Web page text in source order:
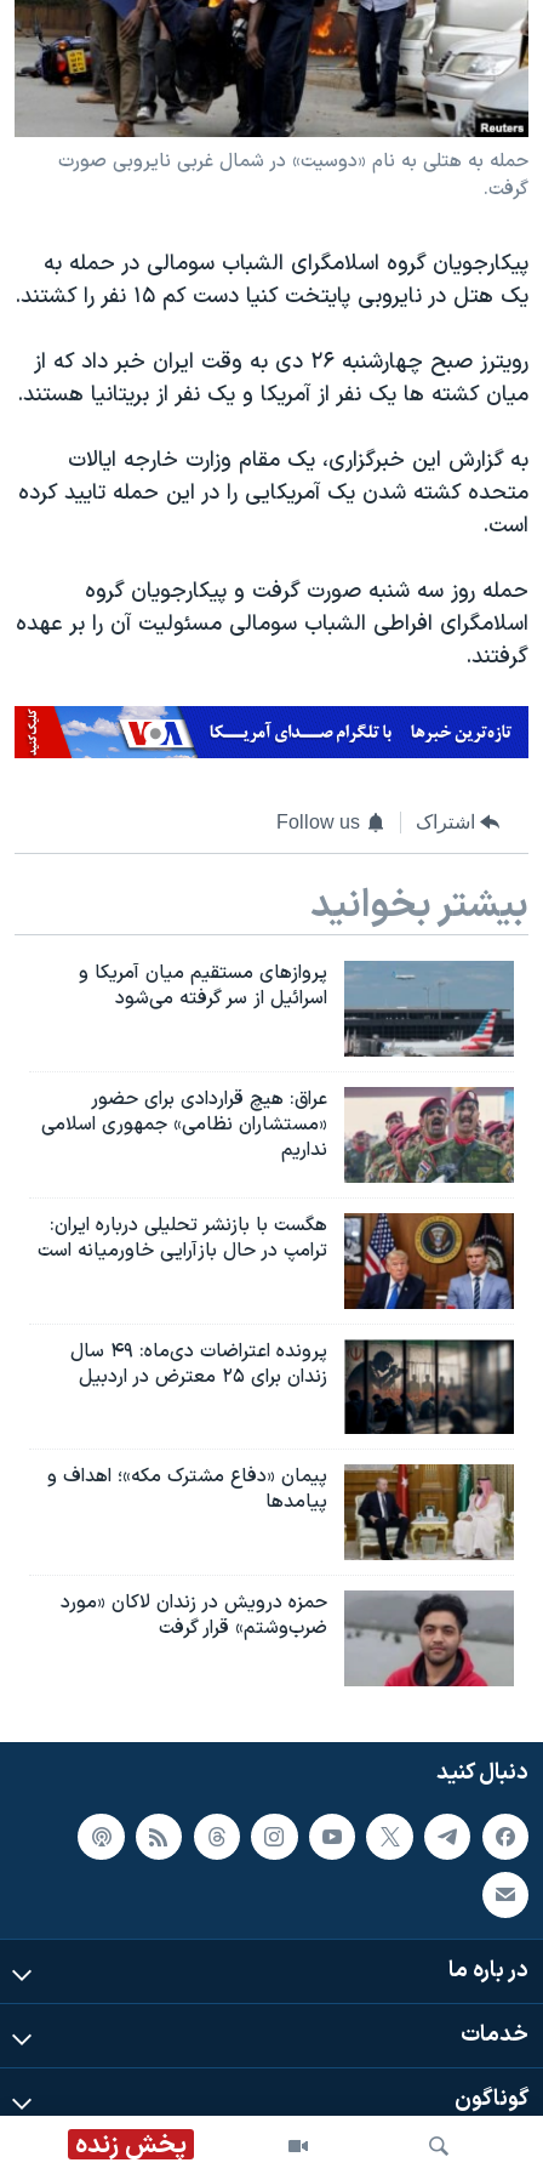
فرهنگ و زندگی
حقوق شهروندی
اقتصادی
علم و فناوری
اسرائیل در جنگ
آرشیو پخش زنده
مستندها
انتخابات ریاست جمهوری آمریکا ۲۰۲۴
حمله جمهوری اسلامی به اسرائیل
رمز مهسا
ورزش زنان در ایران
مجموعه مستندهای دادخواهی
دادگاه حمید نوری
قانون شفافیت دارائی کادر رهبری ایران
اعتراضات مردمی آبان ۹۸
نرگس محمدی برنده جایزه نوبل صلح
همایش محافظه‌کاران آمریکا «سی‌پک»
سفر پرزیدنت ترامپ به چین
دنبال کنید
زبانهای مختلف
پخش زنده
حمله به هتلی به نام «دوسیت» در شمال غربی نایروبی صورت
گرفت.
پیکارجویان گروه اسلامگرای الشباب سومالی در حمله به
یک هتل در نایروبی پایتخت کنیا دست کم ۱۵ نفر را کشتند.
رویترز صبح چهارشنبه ۲۶ دی به وقت ایران خبر داد که از
میان کشته ها یک نفر از آمریکا و یک نفر از بریتانیا هستند.
به گزارش این خبرگزاری، یک مقام وزارت خارجه ایالات
متحده کشته شدن یک آمریکایی را در این حمله تایید کرده
است.
حمله روز سه شنبه صورت گرفت و پیکارجویان گروه
اسلامگرای افراطی الشباب سومالی مسئولیت آن را بر عهده
گرفتند.
اشتراک Follow us
بیشتر بخوانید
پروازهای مستقیم میان آمریکا و
اسرائیل از سر گرفته می‌شود
عراق: هیچ قراردادی برای حضور
«مستشاران نظامی» جمهوری اسلامی
نداریم
هگست با بازنشر تحلیلی درباره ایران:
ترامپ در حال بازآرایی خاورمیانه است
پرونده اعتراضات دی‌ماه: ۴۹ سال
زندان برای ۲۵ معترض در اردبیل
پیمان «دفاع مشترک مکه»؛ اهداف و
پیامدها
حمزه درویش در زندان لاکان «مورد
ضرب‌وشتم» قرار گرفت
دنبال کنید
در باره ما
خدمات
گوناگون